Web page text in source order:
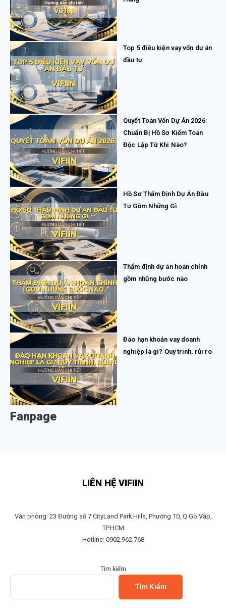
Top 5 điều kiện vay vốn dự án
đầu tư
Quyết Toán Vốn Dự Án 2026:
Chuẩn Bị Hồ Sơ Kiểm Toán
Độc Lập Từ Khi Nào?
Hồ Sơ Thẩm Định Dự Án Đầu
Tư Gồm Những Gì
Thẩm định dự án hoàn chỉnh
gồm những bước nào
Đáo hạn khoản vay doanh
nghiệp là gì? Quy trình, rủi ro
Fanpage
LIÊN HỆ VIFIIN
Văn phòng: 23 Đường số 7 CityLand Park Hills, Phường 10, Q.Gò Vấp,
TP.HCM
Hotline: 0902.962.768
Tìm kiếm
Tìm Kiếm